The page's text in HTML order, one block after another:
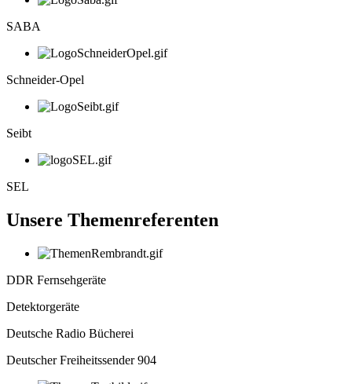
SABA
Schneider-Opel
Seibt
SEL
Unsere Themenreferenten
DDR Fernsehgeräte
Detektorgeräte
Deutsche Radio Bücherei
Deutscher Freiheitssender 904